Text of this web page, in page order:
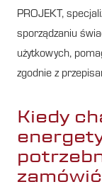
PROJEKT,
sporządzaniu
użytkowych,
zgodnie z
Kiedy
zamówić